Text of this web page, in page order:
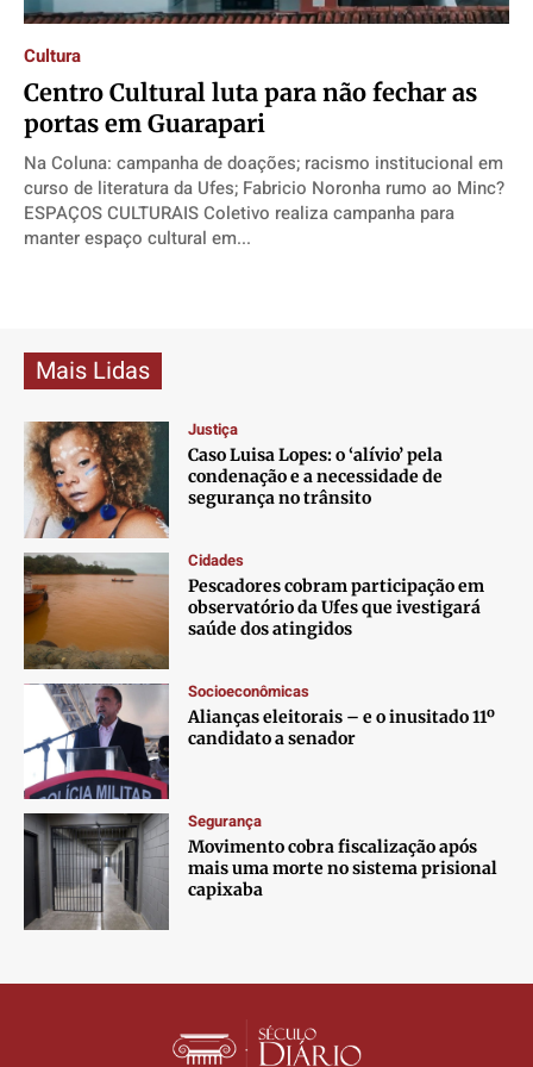
Direitos
Economia
Cultura
Colunas
Caetano Roque
Jr Mignone (in memorian)
Publicidade Legal
Anuncie
Quem Somos
Expediente
Contato
Anuncie
Termos de Uso
Privacidade
Direitos
Economia
Cultura
Colunas
Caetano Roque
Jr Mignone (in memorian)
Publicidade Legal
Anuncie
Quem Somos
Expediente
Contato
Anuncie
Termos de Uso
Privacidade
Direitos
Economia
Cultura
Colunas
Caetano Roque
Jr Mignone (in memorian)
Publicidade Legal
Anuncie
Quem Somos
Expediente
Contato
Anuncie
Termos de Uso
Privacidade
Direitos
Economia
Cultura
Colunas
Caetano Roque
Jr Mignone (in memorian)
Publicidade Legal
Anuncie
Quem Somos
Expediente
Contato
Anuncie
Termos de Uso
Privacidade
Cultura
Centro Cultural luta para não fechar as
portas em Guarapari
Na Coluna: campanha de doações; racismo institucional em
curso de literatura da Ufes; Fabricio Noronha rumo ao Minc?
ESPAÇOS CULTURAIS Coletivo realiza campanha para
manter espaço cultural em...
Mais Lidas
Justiça
Caso Luisa Lopes: o ‘alívio’ pela
condenação e a necessidade de
segurança no trânsito
Cidades
Pescadores cobram participação em
observatório da Ufes que ivestigará
saúde dos atingidos
Socioeconômicas
Alianças eleitorais – e o inusitado 11º
candidato a senador
Segurança
Movimento cobra fiscalização após
mais uma morte no sistema prisional
capixaba